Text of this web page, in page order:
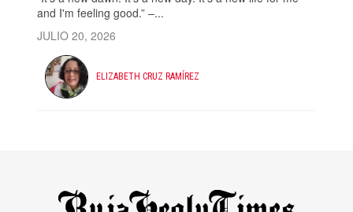
and I'm feeling good.” –...
JULIO 20, 2026
ELIZABETH CRUZ RAMÍREZ